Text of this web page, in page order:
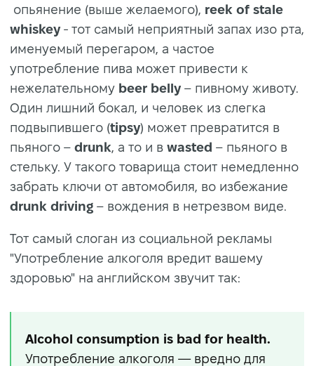
опьянение (выше желаемого), reek of stale
whiskey - тот самый неприятный запах изо рта,
именуемый перегаром, а частое
употребление пива может привести к
нежелательному beer belly – пивному животу.
Один лишний бокал, и человек из слегка
подвыпившего (tipsy) может превратится в
пьяного – drunk, а то и в wasted – пьяного в
стельку. У такого товарища стоит немедленно
забрать ключи от автомобиля, во избежание
drunk driving – вождения в нетрезвом виде.
Тот самый слоган из социальной рекламы
"Употребление алкоголя вредит вашему
здоровью" на английском звучит так:
Alcohol consumption is bad for health.
Употребление алкоголя — вредно для